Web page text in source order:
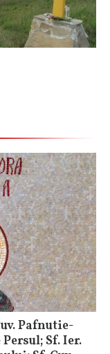
Pafnutie-
Sf. Ier.